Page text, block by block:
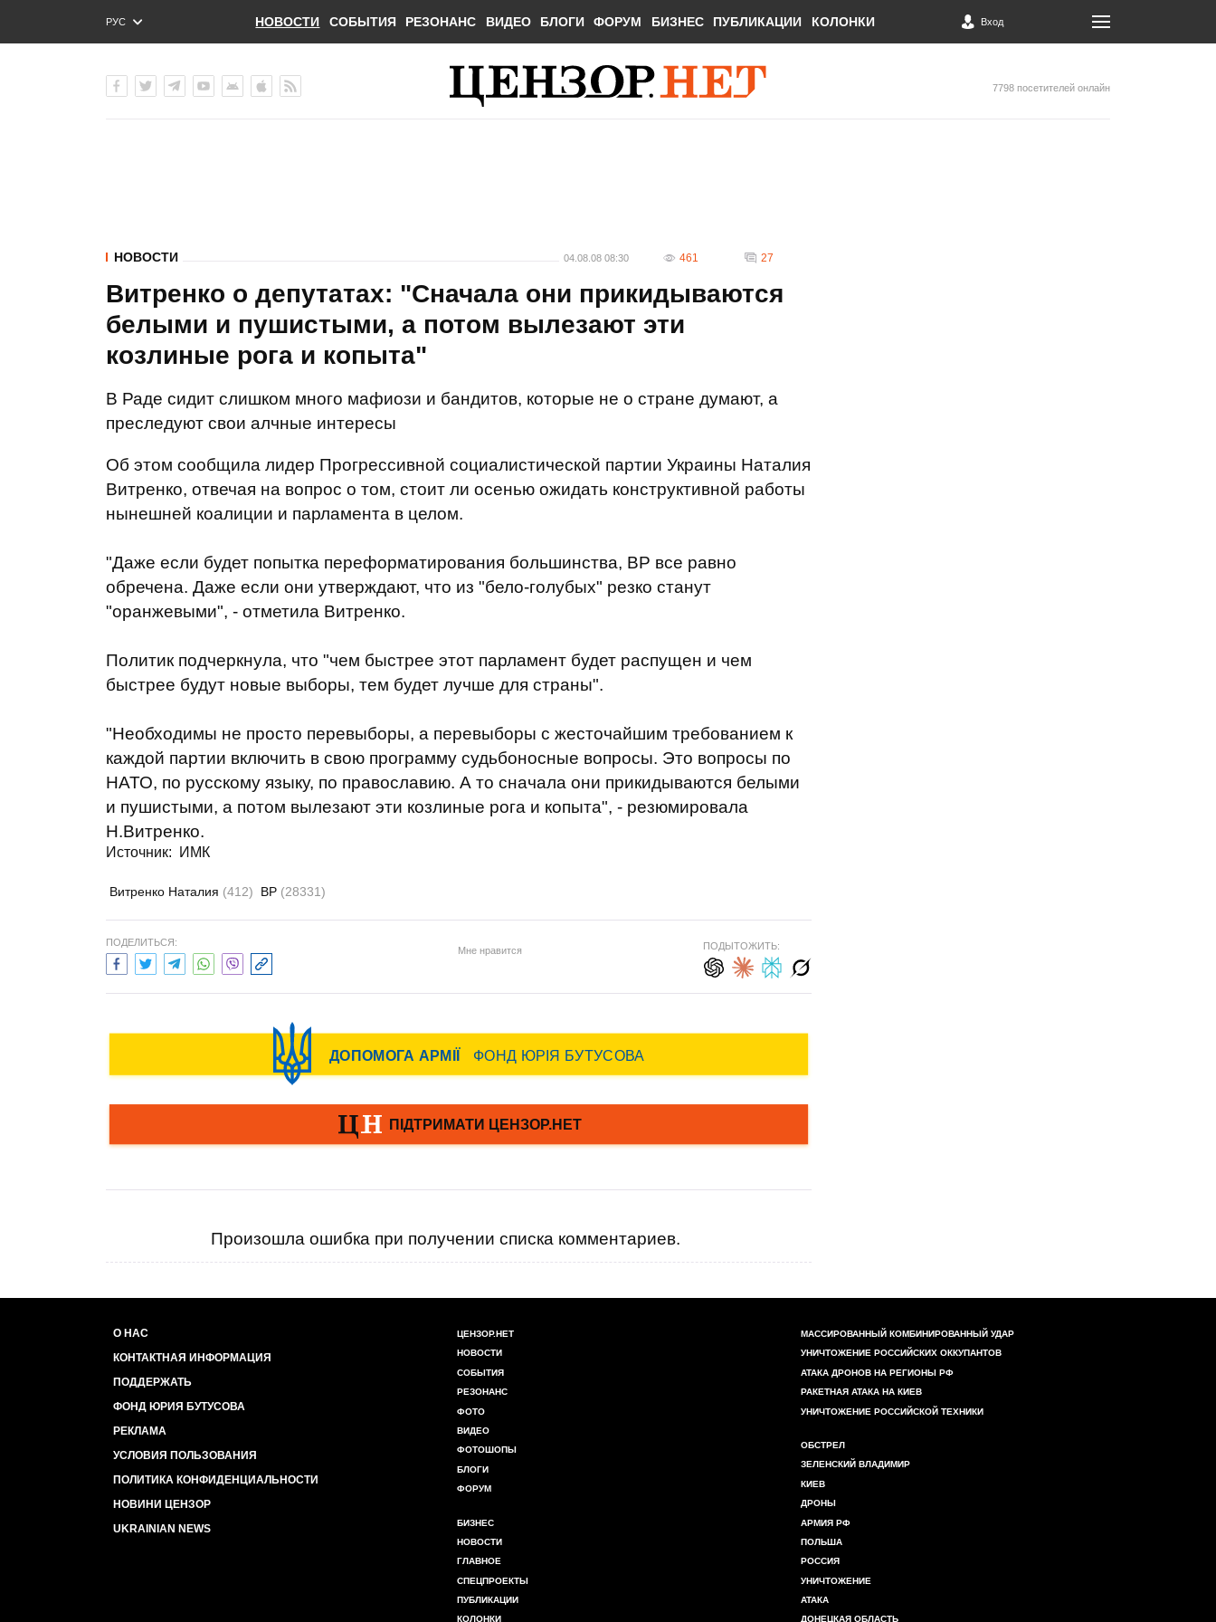
РУС
ENG
НОВОСТИ СОБЫТИЯ РЕЗОНАНС ВИДЕО БЛОГИ ФОРУМ БИЗНЕС ПУБЛИКАЦИИ КОЛОНКИ Вход
7798 посетителей онлайн
НОВОСТИ 04.08.08 08:30 461 27
Витренко о депутатах: "Сначала они прикидываются
белыми и пушистыми, а потом вылезают эти
козлиные рога и копыта"
В Раде сидит слишком много мафиози и бандитов, которые не о стране думают, а
преследуют свои алчные интересы
Об этом сообщила лидер Прогрессивной социалистической партии Украины Наталия
Витренко, отвечая на вопрос о том, стоит ли осенью ожидать конструктивной работы
нынешней коалиции и парламента в целом.
"Даже если будет попытка переформатирования большинства, ВР все равно
обречена. Даже если они утверждают, что из "бело-голубых" резко станут
"оранжевыми", - отметила Витренко.
Политик подчеркнула, что "чем быстрее этот парламент будет распущен и чем
быстрее будут новые выборы, тем будет лучше для страны".
"Необходимы не просто перевыборы, а перевыборы с жесточайшим требованием к
каждой партии включить в свою программу судьбоносные вопросы. Это вопросы по
НАТО, по русскому языку, по православию. А то сначала они прикидываются белыми
и пушистыми, а потом вылезают эти козлиные рога и копыта", - резюмировала
Н.Витренко.
Источник: ИМК
Витренко Наталия (412) ВР (28331)
ПОДЕЛИТЬСЯ:
Мне нравится ПОДЫТОЖИТЬ:
Произошла ошибка при получении списка комментариев.
О НАС
КОНТАКТНАЯ ИНФОРМАЦИЯ
ПОДДЕРЖАТЬ
ФОНД ЮРИЯ БУТУСОВА
РЕКЛАМА
УСЛОВИЯ ПОЛЬЗОВАНИЯ
ПОЛИТИКА КОНФИДЕНЦИАЛЬНОСТИ
НОВИНИ ЦЕНЗОР
UKRAINIAN NEWS
ЦЕНЗОР.НЕТ
НОВОСТИ
СОБЫТИЯ
РЕЗОНАНС
ФОТО
ВИДЕО
ФОТОШОПЫ
БЛОГИ
ФОРУМ
БИЗНЕС
НОВОСТИ
ГЛАВНОЕ
СПЕЦПРОЕКТЫ
ПУБЛИКАЦИИ
КОЛОНКИ
МАССИРОВАННЫЙ КОМБИНИРОВАННЫЙ УДАР
УНИЧТОЖЕНИЕ РОССИЙСКИХ ОККУПАНТОВ
АТАКА ДРОНОВ НА РЕГИОНЫ РФ
РАКЕТНАЯ АТАКА НА КИЕВ
УНИЧТОЖЕНИЕ РОССИЙСКОЙ ТЕХНИКИ
ОБСТРЕЛ
ЗЕЛЕНСКИЙ ВЛАДИМИР
КИЕВ
ДРОНЫ
АРМИЯ РФ
ПОЛЬША
РОССИЯ
УНИЧТОЖЕНИЕ
АТАКА
ДОНЕЦКАЯ ОБЛАСТЬ